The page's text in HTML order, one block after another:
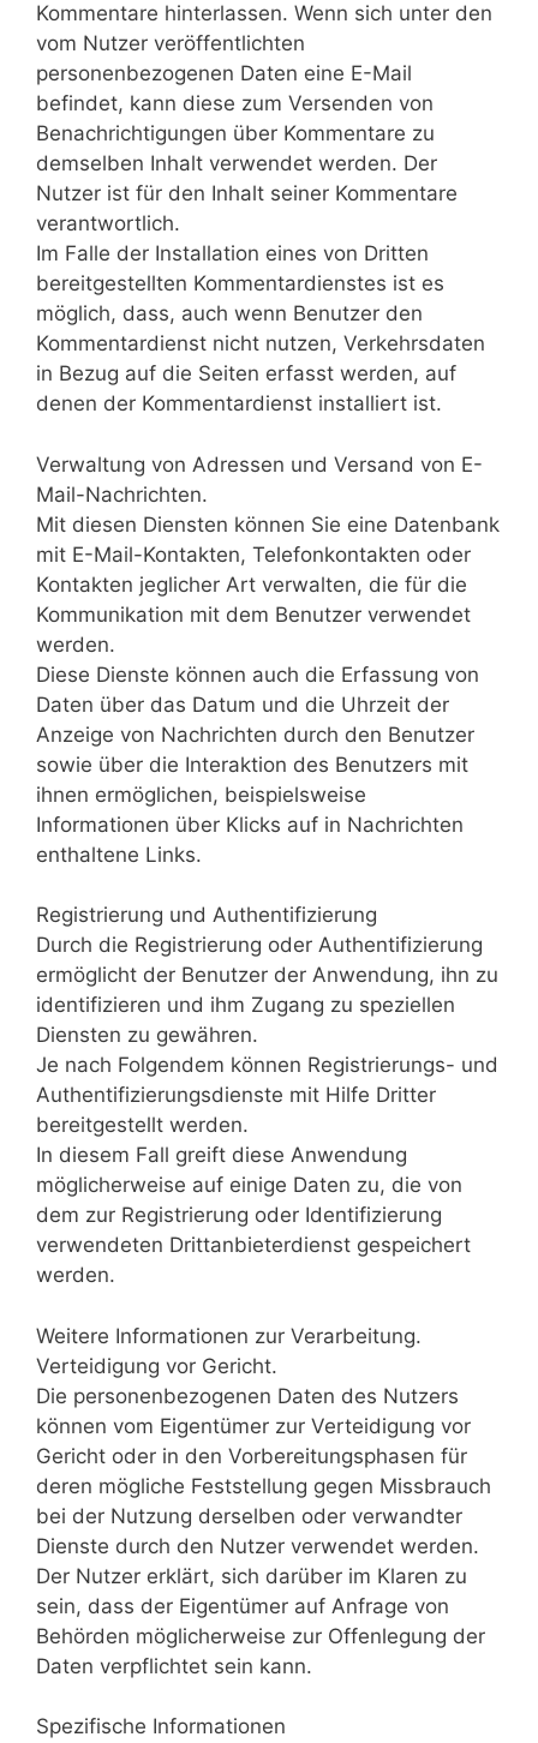
Kommentare hinterlassen. Wenn sich unter den
vom Nutzer veröffentlichten
personenbezogenen Daten eine E-Mail
befindet, kann diese zum Versenden von
Benachrichtigungen über Kommentare zu
demselben Inhalt verwendet werden. Der
Nutzer ist für den Inhalt seiner Kommentare
verantwortlich.
Im Falle der Installation eines von Dritten
bereitgestellten Kommentardienstes ist es
möglich, dass, auch wenn Benutzer den
Kommentardienst nicht nutzen, Verkehrsdaten
in Bezug auf die Seiten erfasst werden, auf
denen der Kommentardienst installiert ist.
Verwaltung von Adressen und Versand von E-
Mail-Nachrichten.
Mit diesen Diensten können Sie eine Datenbank
mit E-Mail-Kontakten, Telefonkontakten oder
Kontakten jeglicher Art verwalten, die für die
Kommunikation mit dem Benutzer verwendet
werden.
Diese Dienste können auch die Erfassung von
Daten über das Datum und die Uhrzeit der
Anzeige von Nachrichten durch den Benutzer
sowie über die Interaktion des Benutzers mit
ihnen ermöglichen, beispielsweise
Informationen über Klicks auf in Nachrichten
enthaltene Links.
Registrierung und Authentifizierung
Durch die Registrierung oder Authentifizierung
ermöglicht der Benutzer der Anwendung, ihn zu
identifizieren und ihm Zugang zu speziellen
Diensten zu gewähren.
Je nach Folgendem können Registrierungs- und
Authentifizierungsdienste mit Hilfe Dritter
bereitgestellt werden.
In diesem Fall greift diese Anwendung
möglicherweise auf einige Daten zu, die von
dem zur Registrierung oder Identifizierung
verwendeten Drittanbieterdienst gespeichert
werden.
Weitere Informationen zur Verarbeitung.
Verteidigung vor Gericht.
Die personenbezogenen Daten des Nutzers
können vom Eigentümer zur Verteidigung vor
Gericht oder in den Vorbereitungsphasen für
deren mögliche Feststellung gegen Missbrauch
bei der Nutzung derselben oder verwandter
Dienste durch den Nutzer verwendet werden.
Der Nutzer erklärt, sich darüber im Klaren zu
sein, dass der Eigentümer auf Anfrage von
Behörden möglicherweise zur Offenlegung der
Daten verpflichtet sein kann.
Spezifische Informationen